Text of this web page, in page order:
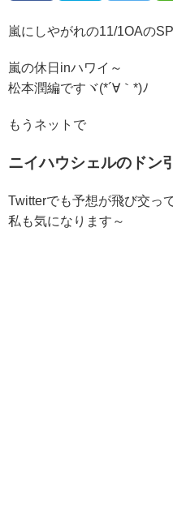
嵐にしやがれの11/1OAのSP
嵐の休日inハワイ～
松本潤編ですヾ(*´∀｀*)ﾉ
もうネットで
ニイハウシェルのドン
Twitterでも予想が飛び交っ
私も気になります～